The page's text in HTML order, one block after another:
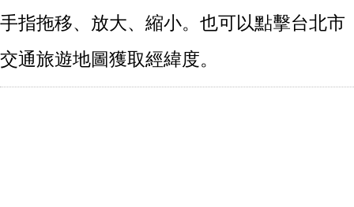
手指拖移、放大、縮小。也可以點擊台北市
交通旅遊地圖獲取經緯度。